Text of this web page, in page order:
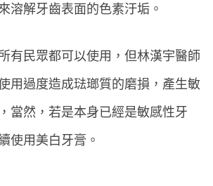
溶解牙齒表面的色素汙垢。
有民眾都可以使用，但林漢宇醫師
用過度造成琺瑯質的磨損，產生敏
當然，若是本身已經是敏感性牙
使用美白牙膏。